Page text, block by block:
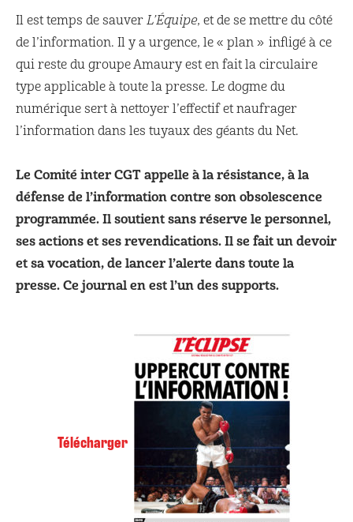
Il est temps de sauver L’Équipe, et de se mettre du côté
de l’information. Il y a urgence, le « plan » infligé à ce
qui reste du groupe Amaury est en fait la circulaire
type applicable à toute la presse. Le dogme du
numérique sert à nettoyer l’effectif et naufrager
l’information dans les tuyaux des géants du Net.
Le Comité inter CGT appelle à la résistance, à la
défense de l’information contre son obsolescence
programmée. Il soutient sans réserve le personnel,
ses actions et ses revendications. Il se fait un devoir
et sa vocation, de lancer l’alerte dans toute la
presse. Ce journal en est l’un des supports.
Télécharger